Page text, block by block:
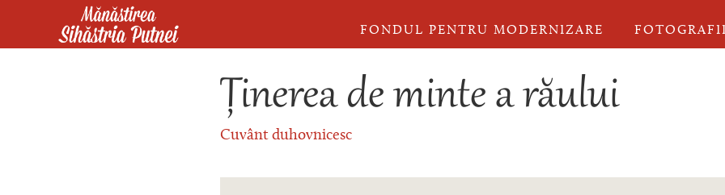
Mergi la conţinutul principal
FONDUL PENTRU MODERNIZARE
Ținerea de minte a răului
Cuvânt duhovnicesc